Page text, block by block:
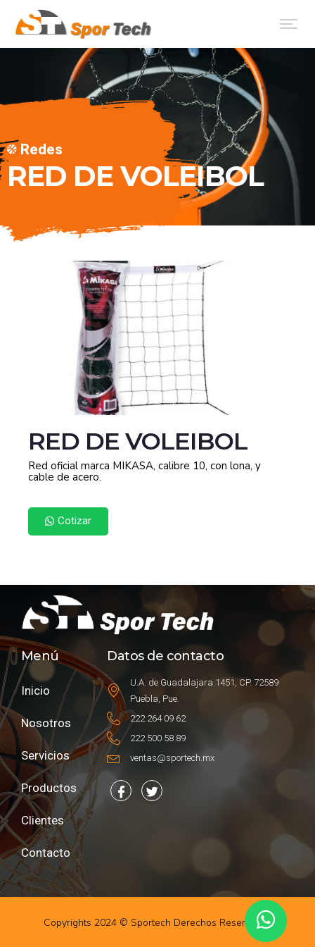
Redes
RED DE VOLEIBOL
RED DE VOLEIBOL
Red oficial marca MIKASA, calibre 10, con lona, y
cable de acero.
Cotizar
Menú
Inicio
Nosotros
Servicios
Productos
Clientes
Contacto
Datos de contacto
U.A. de Guadalajara 1451, CP. 72589
Puebla, Pue.
222 264 09 62
222 500 58 89
ventas@sportech.mx
Copyrights 2024 © Sportech Derechos Reservados